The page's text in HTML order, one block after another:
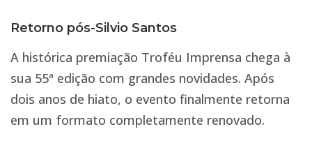
Retorno pós-Silvio Santos
A histórica premiação Troféu Imprensa chega à
sua 55ª edição com grandes novidades. Após
dois anos de hiato, o evento finalmente retorna
em um formato completamente renovado.